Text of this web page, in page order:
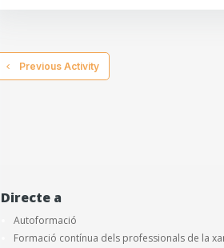
  Previous Activity
Directe a
Autoformació
Formació contínua dels professionals de la